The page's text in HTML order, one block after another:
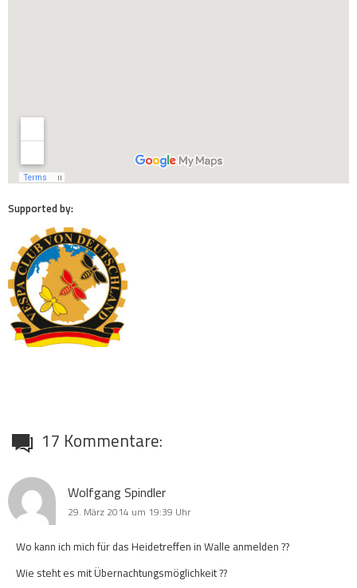
Supported by:
17 Kommentare:
Wolfgang Spindler
29. März 2014 um 19:39 Uhr
Wo kann ich mich für das Heidetreffen in Walle anmelden ??
Wie steht es mit Übernachtungsmöglichkeit ??